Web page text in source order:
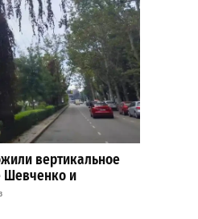
вертикальное
Шевченко и
3